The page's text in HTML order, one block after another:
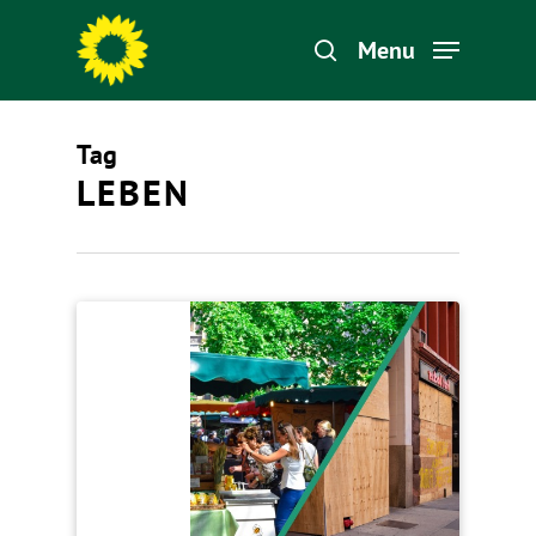
Hit enter to search or ESC to close
Menu
Tag
LEBEN